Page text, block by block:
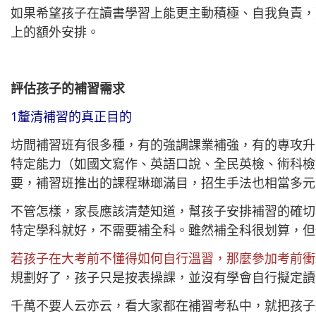
如果希望孩子在讀書學習上能更主動積極、自我負責
上的額外安排。
評估孩子的補習需求
1釐清補習的真正目的
坊間補習班有很多種，有的強調課業補強，有的專攻
特定能力（如國文寫作、英語口說、全民英檢、術科
要，補習班推出的課程琳瑯滿目，招生手法也相當多
不管怎樣，家長應該清楚知道，幫孩子安排補習的確
特定學科就好，不需要補全科。雖然補全科很划算，
若孩子在大考前不懂得如何自行溫習，那麼參加考前
規劃好了，孩子只是按表操課，並沒有學會自行擬定
千萬不要人云亦云，看大家都在補習考私中，就把孩